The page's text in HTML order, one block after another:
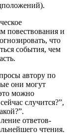
повествования и
что
события, чем
автору по
они могут
можно
случится?”,
ответов-
чтения.